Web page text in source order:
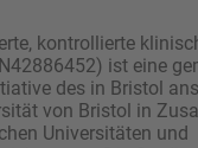
kontrollierte
ist eine
des in Bristol
von Bristol in
Universitäten und